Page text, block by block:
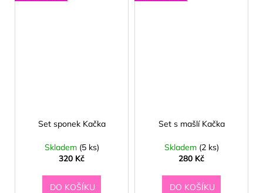
Set sponek Kačka
Skladem (5 ks)
320 Kč
DO KOŠÍKU
Set s mašlí Kačka
Skladem (2 ks)
280 Kč
DO KOŠÍKU